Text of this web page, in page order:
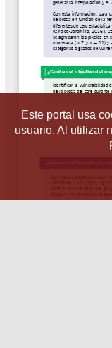
Este portal usa
usuario. Al utilizar